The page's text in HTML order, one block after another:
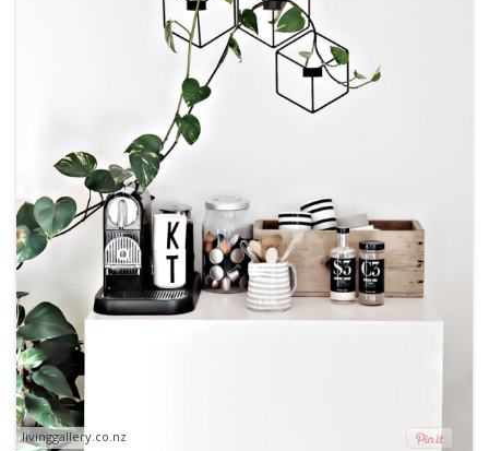
livinggallery.co.nz